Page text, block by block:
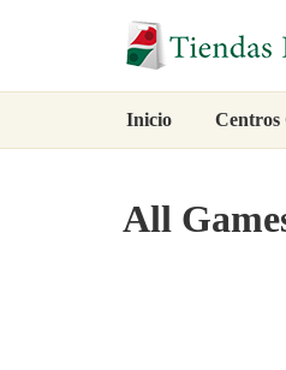
Inicio Centros
All